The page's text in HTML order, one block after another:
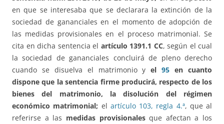
en que se interesaba que se declarara la extinción de la
sociedad de gananciales en el momento de adopción de
las medidas provisionales en el proceso matrimonial. Se
cita en dicha sentencia el artículo 1391.1 CC, según el cual
la sociedad de gananciales concluirá de pleno derecho
cuando se disuelva el matrimonio yel95 en cuanto
dispone que la sentencia firme producirá, respecto de los
bienes del matrimonio, la disolución del régimen
económico matrimonial; el artículo 103, regla 4.ª, que al
referirse a las medidas provisionalesque afectan a los